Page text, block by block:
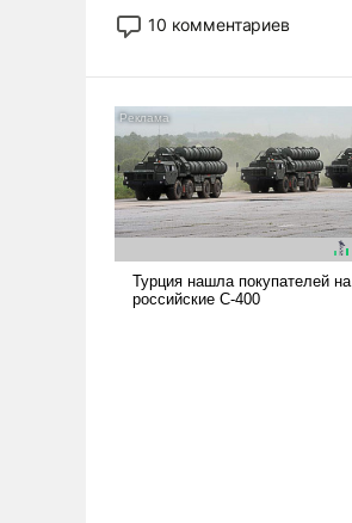
постепенно вытесняя и
отменяя традиционное
ударами судьбы, брать на себя
ответственность, помогать
слабым, идти вперед и
адаптироваться.
10 комментариев